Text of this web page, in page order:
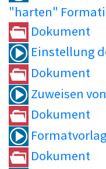
"harten"
Dokument
Einstellung
Dokument
Zuweisen
Dokument
Dokument